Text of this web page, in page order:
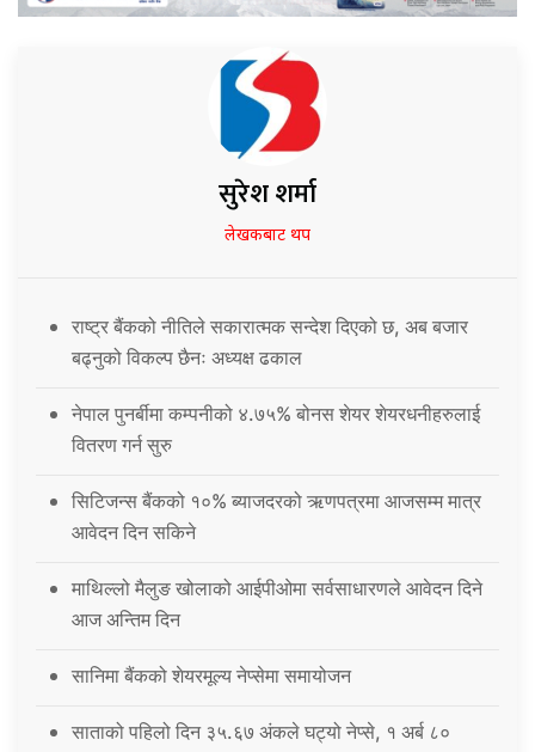
सुरेश शर्मा
लेखकबाट थप
राष्ट्र बैंकको नीतिले सकारात्मक सन्देश दिएको छ, अब बजार
बढ्नुको विकल्प छैनः अध्यक्ष ढकाल
नेपाल पुनर्बीमा कम्पनीको ४.७५% बोनस शेयर शेयरधनीहरुलाई
वितरण गर्न सुरु
सिटिजन्स बैंकको १०% ब्याजदरको ऋणपत्रमा आजसम्म मात्र
आवेदन दिन सकिने
माथिल्लो मैलुङ खोलाको आईपीओमा सर्वसाधारणले आवेदन दिने
आज अन्तिम दिन
सानिमा बैंकको शेयरमूल्य नेप्सेमा समायोजन
साताको पहिलो दिन ३५.६७ अंकले घट्यो नेप्से, १ अर्ब ८०